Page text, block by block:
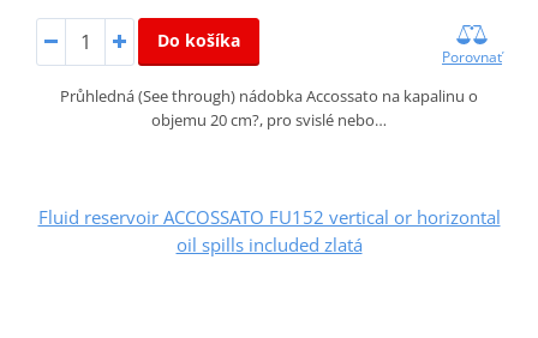
Do košíka
Porovnať
Průhledná (See through) nádobka Accossato na kapalinu o
objemu 20 cm?, pro svislé nebo…
Fluid reservoir ACCOSSATO FU152 vertical or horizontal
oil spills included zlatá